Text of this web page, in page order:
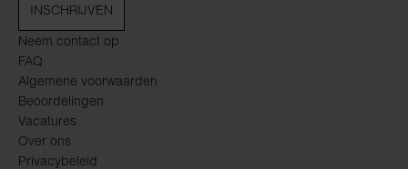
Neem contact op
FAQ
Algemene voorwaarden
Beoordelingen
Vacatures
Over ons
Privacybeleid
INSCHRIJVEN